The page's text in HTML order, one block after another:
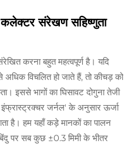
कलेक्टर संरेखण सहिष्णुता
करना बहुत महत्वपूर्ण है। यदि
विचलित हो जाते हैं, तो कीचड़ को
इससे भागों का घिसावट दोगुना तेजी
जर्नल' के अनुसार ऊर्जा
है। हम यहाँ कड़े मानकों का पालन
पर सब कुछ ±0.3 मिमी के भीतर